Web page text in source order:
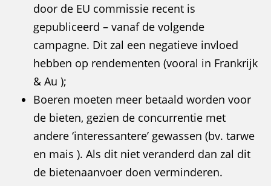
door de EU commissie recent is
gepubliceerd – vanaf de volgende
campagne. Dit zal een negatieve invloed
hebben op rendementen (vooral in Frankrijk
& Au );
Boeren moeten meer betaald worden voor
de bieten, gezien de concurrentie met
andere ‘interessantere’ gewassen (bv. tarwe
en mais ). Als dit niet veranderd dan zal dit
de bietenaanvoer doen verminderen.